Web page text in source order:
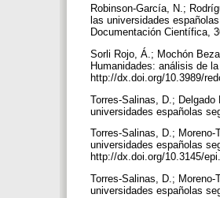
Robinson-García, N.;
las universidades
Documentación Científica,
Sorli Rojo, Á.; Mochón
Humanidades: análisis de
http://dx.doi.org/10.3989/
Torres-Salinas, D.;
universidades españolas
Torres-Salinas, D.;
universidades españolas
http://dx.doi.org/10.3145/
Torres-Salinas, D.;
universidades españolas